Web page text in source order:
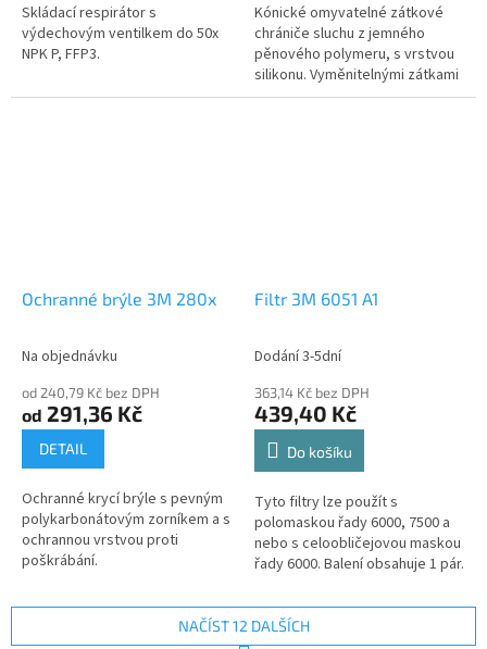
Skládací respirátor s
výdechovým ventilkem do 50x
NPK P, FFP3.
Kónické omyvatelné zátkové
chrániče sluchu z jemného
pěnového polymeru, s vrstvou
silikonu. Vyměnitelnými zátkami
a lehkým spojovacím...
Ochranné brýle 3M 280x
Na objednávku
od 240,79 Kč bez DPH
od 291,36 Kč
DETAIL
Ochranné krycí brýle s pevným
polykarbonátovým zorníkem a s
ochrannou vrstvou proti
poškrábání.
Filtr 3M 6051 A1
Dodání 3-5dní
363,14 Kč bez DPH
439,40 Kč
Do košíku
Tyto filtry lze použít s
polomaskou řady 6000, 7500 a
nebo s celoobličejovou maskou
řady 6000. Balení obsahuje 1 pár.
NAČÍST 12 DALŠÍCH